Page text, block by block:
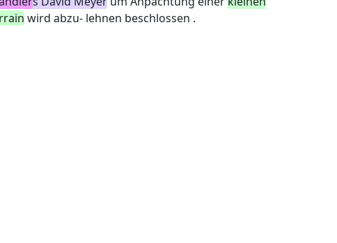
wird abzu- lehnen beschlossen .